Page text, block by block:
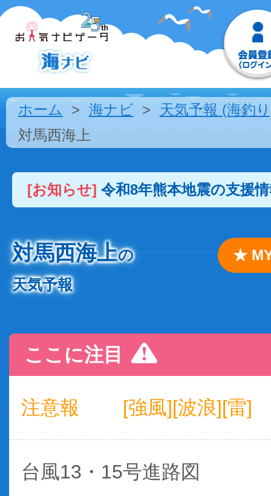
ホーム 海ナビ
天気予報 (海釣
対馬西海上
[お知らせ] 令和8年熊本地震の支援
対馬西海上の
天気予報
★
ここに注目
注意報 [強風][波浪][雷]
台風13・15号進路図